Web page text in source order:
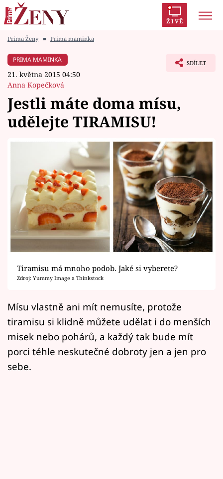
ŽIVĚ
Módní alarm
Zrádci
Témata
Vztahy
Seriály
Horoskopy
Sledujte prima+
Filmový festival Karlovy Vary
Mámy sobě
Přihlášení
Prima Ženy ■ Prima maminka
PRIMA MAMINKA
21. května 2015 04:50
Anna Kopečková
SDÍLET
Jestli máte doma mísu,
udělejte TIRAMISU!
Tiramisu má mnoho podob. Jaké si vyberete?
Zdroj: Yummy Image a Thinkstock
Mísu vlastně ani mít nemusíte, protože
tiramisu si klidně můžete udělat i do menších
misek nebo pohárů, a každý tak bude mít
porci téhle neskutečné dobroty jen a jen pro
sebe.